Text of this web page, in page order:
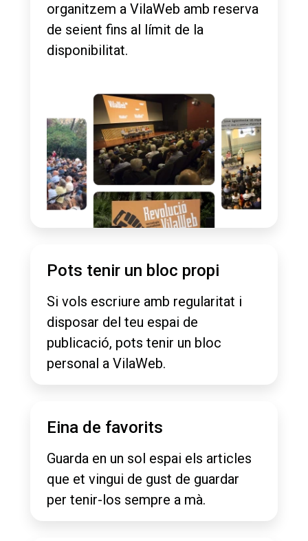
organitzem a VilaWeb amb reserva
de seient fins al límit de la
disponibilitat.
Pots tenir un bloc propi
Si vols escriure amb regularitat i
disposar del teu espai de
publicació, pots tenir un bloc
personal a VilaWeb.
Eina de favorits
Guarda en un sol espai els articles
que et vingui de gust de guardar
per tenir-los sempre a mà.